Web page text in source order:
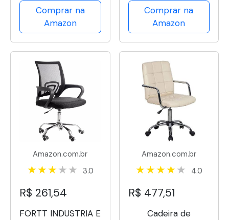
Encosto com
Design Listrado em
Malha Respirável
Preta com Base
Rodinhas
Comprar na
Amazon
Fixa - Preto
Comprar na
Amazon
Amazon.com.br
3.0
R$ 261,54
FORTT INDUSTRIA E
Amazon.com.br
4.0
R$ 477,51
Cadeira de